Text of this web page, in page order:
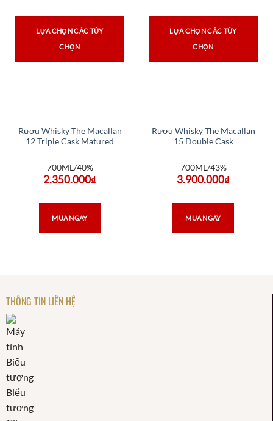
LỰA CHỌN CÁC TÙY
CHỌN
LỰA CHỌN CÁC TÙY
CHỌN
Rượu Whisky The Macallan
12 Triple Cask Matured
700ML/40%
2.350.000₫
MUA NGAY
Rượu Whisky The Macallan
15 Double Cask
700ML/43%
3.900.000₫
MUA NGAY
THÔNG TIN LIÊN HỆ